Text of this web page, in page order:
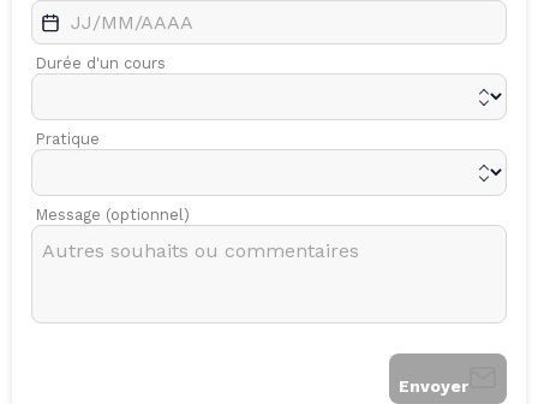
Durée d'un cours
Pratique
Message (optionnel)
Envoyer